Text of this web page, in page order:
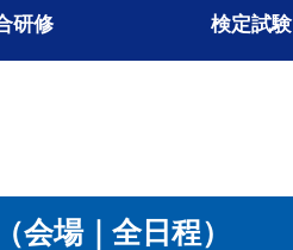
研修 検定試験
場｜全日程）